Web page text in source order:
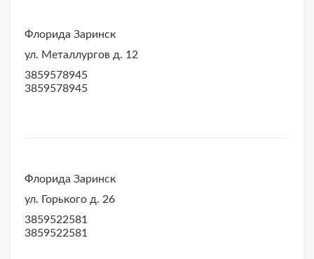
Флорида Заринск
ул. Металлургов д. 12
3859578945
3859578945
Флорида Заринск
ул. Горького д. 26
3859522581
3859522581